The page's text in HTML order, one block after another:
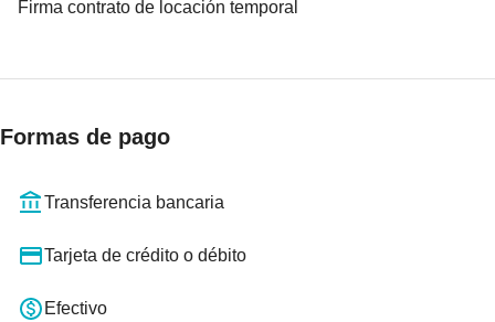
Firma contrato de locación temporal
Formas de pago
Transferencia bancaria
Tarjeta de crédito o débito
Efectivo